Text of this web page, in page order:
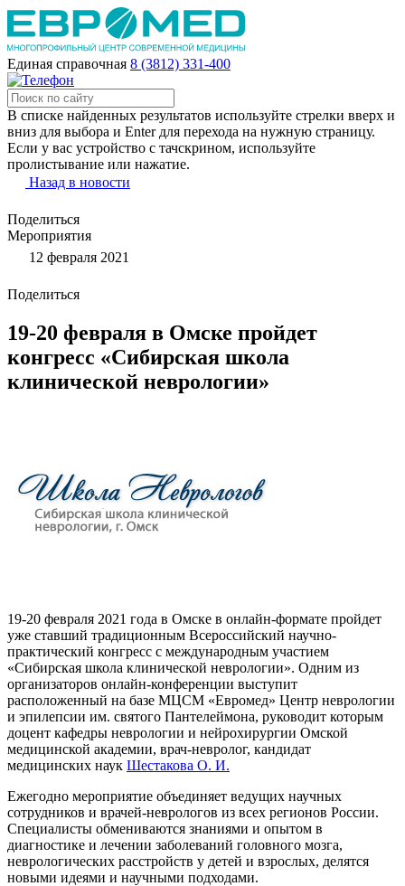
Единая справочная 8 (3812) 331-400
В списке найденных результатов используйте стрелки вверх и
вниз для выбора и Enter для перехода на нужную страницу.
Если у вас устройство с тачскрином, используйте
пролистывание или нажатие.
Назад в новости
Поделиться
Мероприятия
12 февраля 2021
Поделиться
19-20 февраля в Омске пройдет
конгресс «Сибирская школа
клинической неврологии»
19-20 февраля 2021 года в Омске в онлайн-формате пройдет
уже ставший традиционным Всероссийский научно-
практический конгресс с международным участием
«Сибирская школа клинической неврологии». Одним из
организаторов онлайн-конференции выступит
расположенный на базе МЦСМ «Евромед» Центр неврологии
и эпилепсии им. святого Пантелеймона, руководит которым
доцент кафедры неврологии и нейрохирургии Омской
медицинской академии, врач-невролог, кандидат
медицинских наук Шестакова О. И.
Ежегодно мероприятие объединяет ведущих научных
сотрудников и врачей-неврологов из всех регионов России.
Специалисты обмениваются знаниями и опытом в
диагностике и лечении заболеваний головного мозга,
неврологических расстройств у детей и взрослых, делятся
новыми идеями и научными подходами.